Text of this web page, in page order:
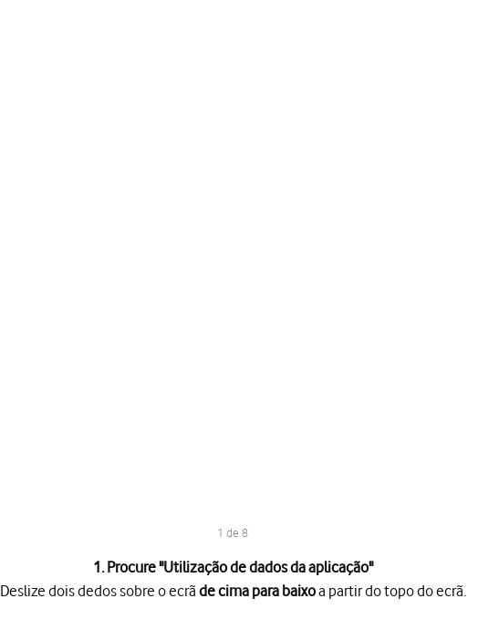
1 de 8
1. Procure "Utilização de dados da aplicação"
Deslize dois dedos sobre o ecrãde cima para baixoa partir do topo do ecrã.